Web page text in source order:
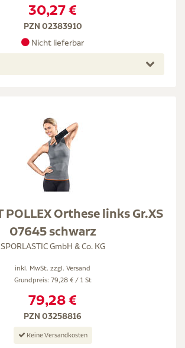
30,27 €
PZN 02383910
Nicht lieferbar
POLLEX Orthese links Gr.XS
07645 schwarz
SPORLASTIC GmbH & Co. KG
inkl. MwSt. zzgl. Versand
Grundpreis: 79,28 € / 1 St
79,28 €
PZN 03258816
Keine Versandkosten